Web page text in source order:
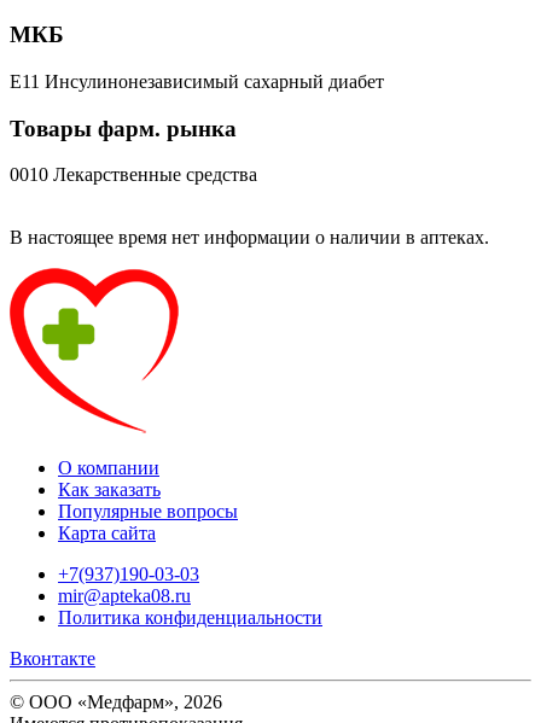
МКБ
E11 Инсулинонезависимый сахарный диабет
Товары фарм. рынка
0010 Лекарственные средства
В настоящее время нет информации о наличии в аптеках.
О компании
Как заказать
Популярные вопросы
Карта сайта
+7(937)190-03-03
mir@apteka08.ru
Политика конфиденциальности
Вконтакте
© ООО «Медфарм», 2026